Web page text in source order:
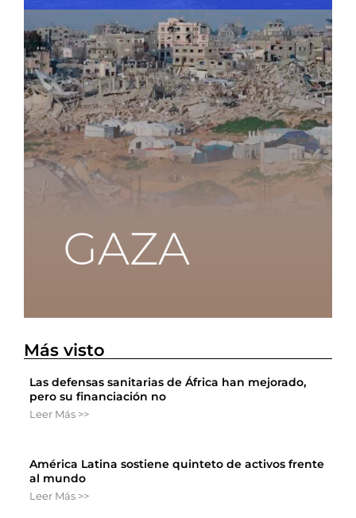
Más visto
Las defensas sanitarias de África han mejorado,
pero su financiación no
Leer Más >>
América Latina sostiene quinteto de activos frente
al mundo
Leer Más >>